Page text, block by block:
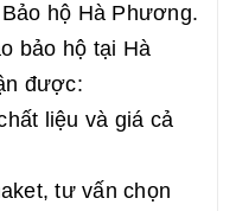
hộ Hà Phương.
bảo hộ tại Hà
được:
liệu và giá cả
tư vấn chọn